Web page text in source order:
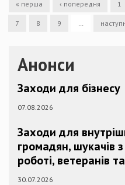
« перша ‹ попередня 1
7 8 9
Анонси
Заходи для бізнесу
07.08.2026
Заходи для
громадян, шукачів
роботі, ветеранів
30.07.2026